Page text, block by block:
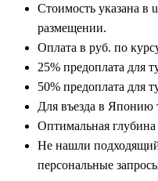
Стоимость указана в
размещении.
Оплата в руб. по
25% предоплата для
50% предоплата для
Для въезда в Японию
Оптимальная
Не нашли
персональные